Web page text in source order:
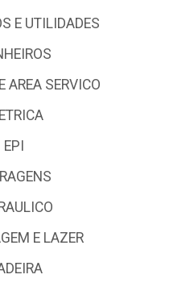
E UTILIDADES
AREA SERVICO
EPI
E LAZER